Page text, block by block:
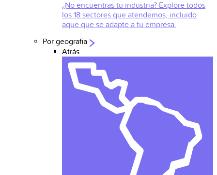
¿No encuentras tu industria? Explore todos
los 18 sectores que atendemos, incluido
aque que se adapte a tu empresa.
Por geografia
Atrás